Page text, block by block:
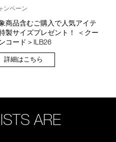
ンペーン
商品含むご購入で人気アイテ
製サイズプレゼント！ ＜クー
コード＞ILB26
詳細はこちら
ARE